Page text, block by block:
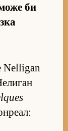
би
Nelligan